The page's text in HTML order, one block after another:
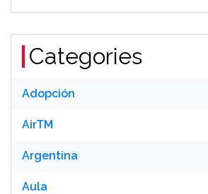
Categories
Adopción
AirTM
Argentina
Aula